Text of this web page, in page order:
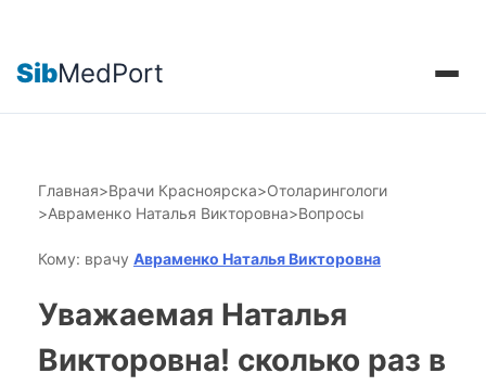
SibMedPort
Главная>Врачи Красноярска>Отоларингологи
>Авраменко Наталья Викторовна>Вопросы
Кому: врачу Авраменко Наталья Викторовна
Уважаемая Наталья
Викторовна! сколько раз в